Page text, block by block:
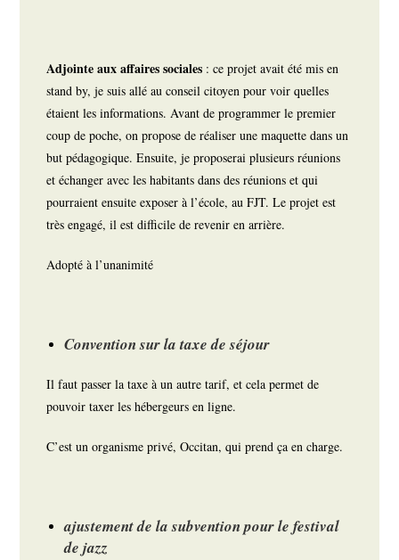
Adjointe aux affaires sociales : ce projet avait été mis en
stand by, je suis allé au conseil citoyen pour voir quelles
étaient les informations. Avant de programmer le premier
coup de poche, on propose de réaliser une maquette dans un
but pédagogique. Ensuite, je proposerai plusieurs réunions
et échanger avec les habitants dans des réunions et qui
pourraient ensuite exposer à l’école, au FJT. Le projet est
très engagé, il est difficile de revenir en arrière.
Adopté à l’unanimité
Convention sur la taxe de séjour
Il faut passer la taxe à un autre tarif, et cela permet de
pouvoir taxer les hébergeurs en ligne.
C’est un organisme privé, Occitan, qui prend ça en charge.
ajustement de la subvention pour le festival
de jazz